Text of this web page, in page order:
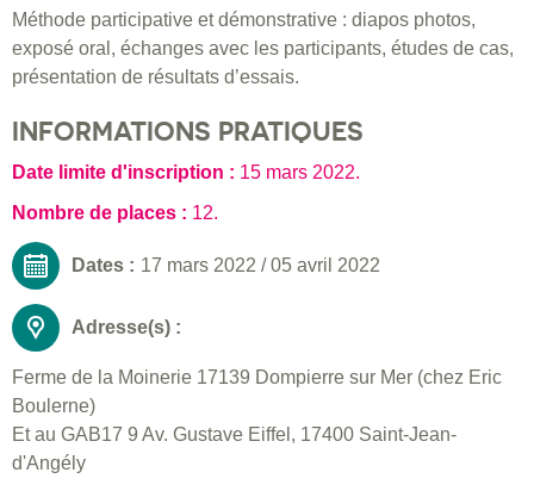
Méthode participative et démonstrative : diapos photos,
exposé oral, échanges avec les participants, études de cas,
présentation de résultats d’essais.
INFORMATIONS PRATIQUES
Date limite d'inscription : 15 mars 2022.
Nombre de places : 12.
Dates : 17 mars 2022 /05 avril 2022
Adresse(s) :
Ferme de la Moinerie 17139 Dompierre sur Mer (chez Eric
Boulerne)
Et au GAB17 9 Av. Gustave Eiffel, 17400 Saint-Jean-
d'Angély